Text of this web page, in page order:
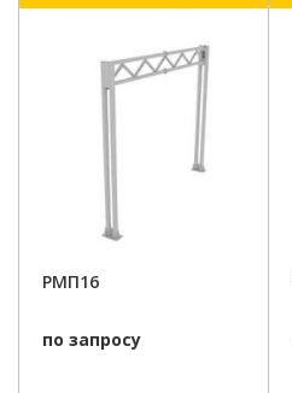
РМП16
по запросу